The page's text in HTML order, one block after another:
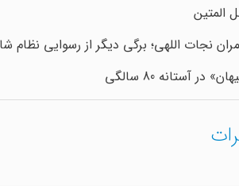
المتین
نجات اللهی؛ برگی دیگر از رسوایی نظام
در آستانه 80 سالگی